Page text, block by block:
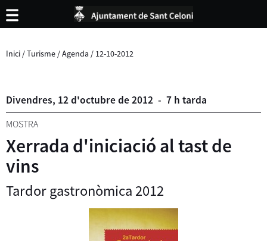
Inici /Turisme /Agenda / 12-10-2012
Divendres, 12d'octubrede2012 - 7 h tarda
MOSTRA
Xerrada d'iniciació al tast de
vins
Tardor gastronòmica 2012